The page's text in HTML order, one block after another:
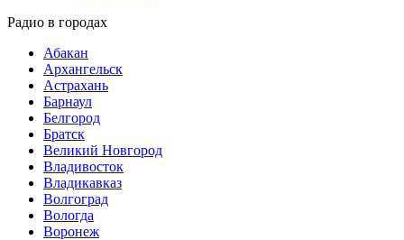
Радио в городах
Абакан
Архангельск
Астрахань
Барнаул
Белгород
Братск
Великий Новгород
Владивосток
Владикавказ
Волгоград
Вологда
Воронеж